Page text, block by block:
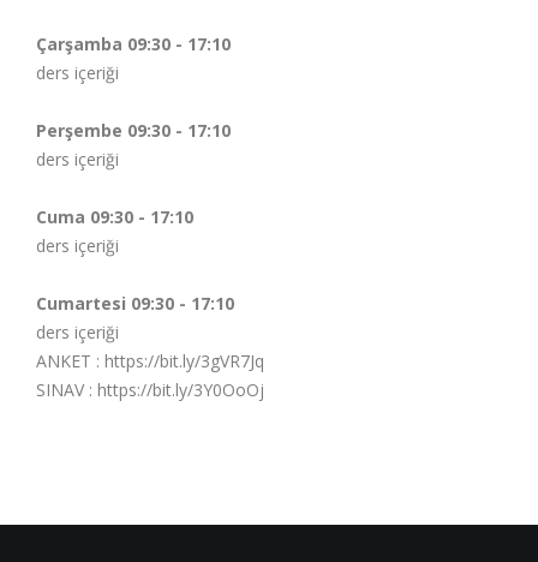
Çarşamba 09:30 - 17:10
ders içeriği
Perşembe 09:30 - 17:10
ders içeriği
Cuma 09:30 - 17:10
ders içeriği
Cumartesi 09:30 - 17:10
ders içeriği
ANKET : https://bit.ly/3gVR7Jq
SINAV : https://bit.ly/3Y0OoOj